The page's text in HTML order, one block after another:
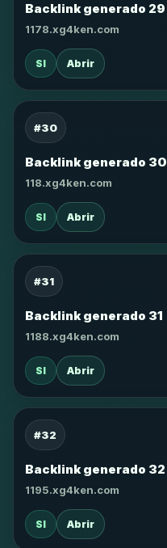
Backlink generado 29
1178.xg4ken.com
SI Abrir
#30
Backlink generado 30
118.xg4ken.com
SI Abrir
#31
Backlink generado 31
1188.xg4ken.com
SI Abrir
#32
Backlink generado 32
1195.xg4ken.com
SI Abrir